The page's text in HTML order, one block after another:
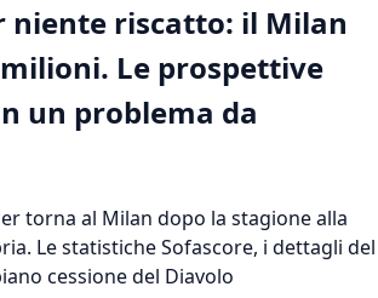
niente riscatto: il Milan
Le prospettive
un problema da
torna al Milan dopo la stagione alla
Le statistiche Sofascore, i dettagli del
cessione del Diavolo